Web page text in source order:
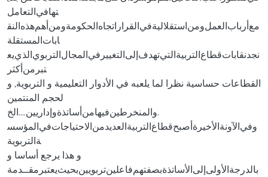
تها‌في‌التعامل‌
مع‌أرباب‌العمل‌و‌من‌استقلالية‌في‌القرار‌اتجاه‌الحكومة‌و‌من‌أهم‌هذه‌النق
ابات‌المستقلة‌
نجد‌نقابات‌قطاع‌التربية‌التي‌تهدف‌إلى‌التغيير‌في‌المجال‌التربوي‌الذي‌يع
تبر‌من‌أكثر‌
القطاعات ‌حساسية ‌نظرا ‌لما ‌يلعبه ‌في ‌الأدوار ‌التعليمية ‌و ‌التربوية, ‌و
‌لحجم ‌المنتمين‌‌‌‌‌‌‌‌‌
و‌المنخرطين‌فيها‌من‌أساتذة‌و‌إداريين....الخ‌.‌
‌‌‌‌و‌في‌الآونة‌الأخيرة‌أصبح‌قطاع‌التربية‌العديد‌من‌الاحتياجات‌في‌المؤسس
ة‌التربوية‌‌‌‌‌
و ‌هذا ‌يرجع ‌أساسا ‌و
‌بالدرجة‌الأولى‌إلى‌الأساتذة‌بصفتهم‌فاعلين‌تربويين‌بحيث‌يعتبر‌مقــدمة